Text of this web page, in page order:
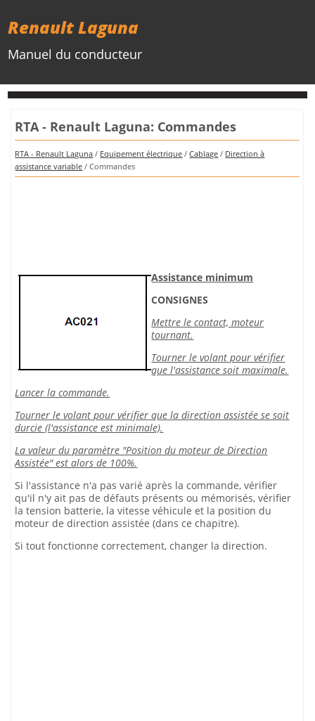
Renault Laguna
Manuel du conducteur
RTA - Renault Laguna: Commandes
RTA - Renault Laguna / Equipement électrique /Cablage / Direction à
assistance variable / Commandes
Assistance minimum
CONSIGNES
Mettre le contact, moteur
tournant.
Tourner le volant pour vérifier
que l'assistance soit maximale.
Lancer la commande.
Tourner le volant pour vérifier que la direction assistée se soit
durcie (l'assistance est minimale).
La valeur du paramètre "Position du moteur de Direction
Assistée" est alors de 100%.
Si l'assistance n'a pas varié après la commande, vérifier
qu'il n'y ait pas de défauts présents ou mémorisés, vérifier
la tension batterie, la vitesse véhicule et la position du
moteur de direction assistée (dans ce chapitre).
Si tout fonctionne correctement, changer la direction.